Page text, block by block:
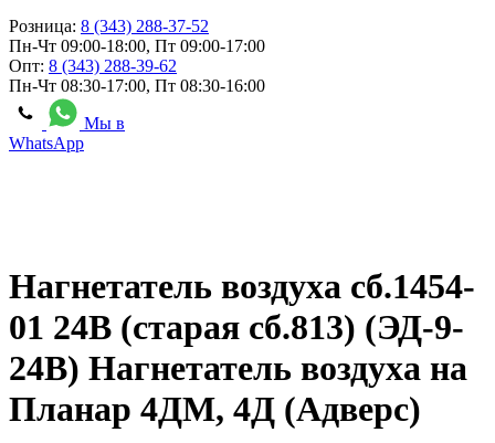
Розница: 8 (343) 288-37-52
Пн-Чт 09:00-18:00, Пт 09:00-17:00
Опт: 8 (343) 288-39-62
Пн-Чт 08:30-17:00, Пт 08:30-16:00
Мы в
WhatsApp
Нагнетатель воздуха сб.1454-
01 24В (старая сб.813) (ЭД-9-
24В) Нагнетатель воздуха на
Планар 4ДМ, 4Д (Адверс)